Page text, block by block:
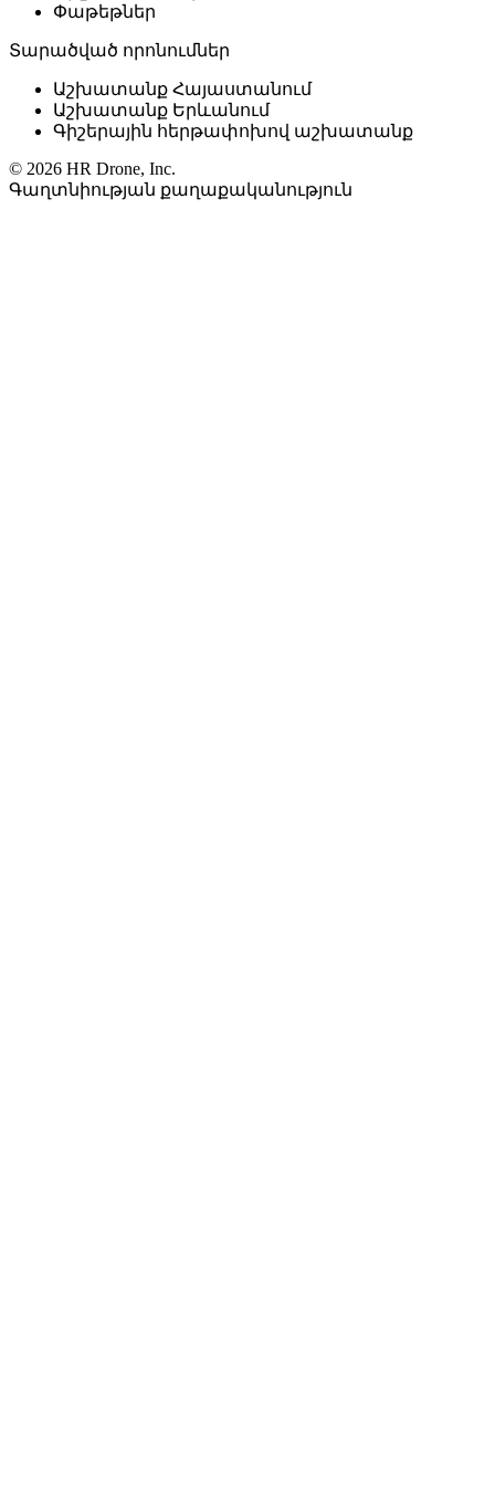
Փաթեթներ
Տարածված որոնումներ
Աշխատանք Հայաստանում
Աշխատանք Երևանում
Գիշերային հերթափոխով աշխատանք
© 2026 HR Drone, Inc.
Գաղտնիության քաղաքականություն